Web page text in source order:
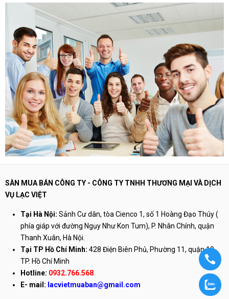
SÀN MUA BÁN CÔNG TY - CÔNG TY TNHH THƯƠNG MẠI VÀ DỊCH
VỤ LẠC VIỆT
Tại Hà Nội: Sảnh Cư dân, tòa Cienco 1, số 1 Hoàng Đạo Thúy (
phía giáp với đường Ngụy Như Kon Tum), P. Nhân Chính, quận
Thanh Xuân, Hà Nội.
Tại TP Hồ Chí Minh: 428 Điện Biên Phủ, Phường 11, quận 10,
TP. Hồ Chí Minh
Hotline: 0932.766.568
E- mail: lacvietmuaban@gmail.com